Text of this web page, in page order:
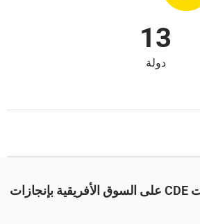
13
دولة
منذ عام 1982، انفتحت CDE على السوق الأفريقية بإنجازات